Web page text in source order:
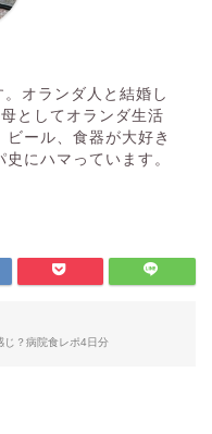
オランダ人と結婚し
としてオランダ生活
ール、食器が大好き
にハマっています。
じ？病院食レポ4日分